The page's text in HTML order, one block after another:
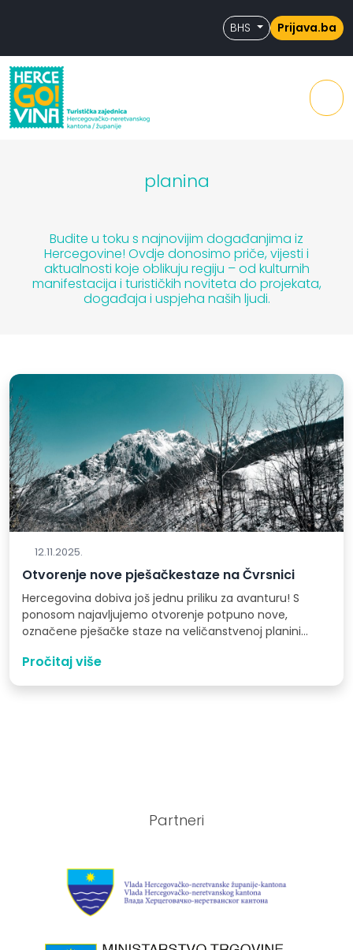
BHS Prijava.ba
planina
Budite u toku s najnovijim događanjima iz
Hercegovine! Ovdje donosimo priče, vijesti i
aktualnosti koje oblikuju regiju – od kulturnih
manifestacija i turističkih noviteta do projekata,
događaja i uspjeha naših ljudi.
12.11.2025.
Otvorenje nove pješačkestaze na Čvrsnici
Hercegovina dobiva još jednu priliku za avanturu! S
ponosom najavljujemo otvorenje potpuno nove,
označene pješačke staze na veličanstvenoj planini
Pročitaj više
Partneri